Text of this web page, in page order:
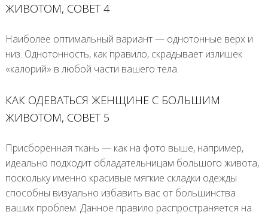
ЖИВОТОМ, СОВЕТ 4
Наиболее оптимальный вариант — однотонные верх и
низ. Однотонность, как правило, скрадывает излишек
«калорий» в любой части вашего тела.
КАК ОДЕВАТЬСЯ ЖЕНЩИНЕ С БОЛЬШИМ
ЖИВОТОМ, СОВЕТ 5
Присборенная ткань — как на фото выше, например,
идеально подходит обладательницам большого живота,
поскольку именно красивые мягкие складки одежды
способны визуально избавить вас от большинства
ваших проблем. Данное правило распространяется на